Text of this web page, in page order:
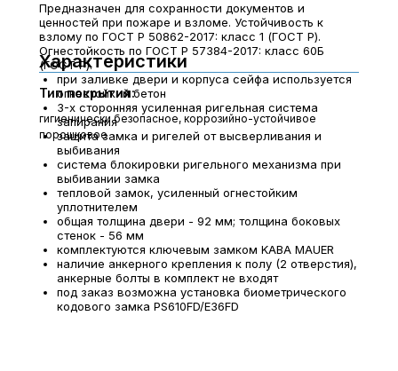
Предназначен для сохранности документов и
ценностей при пожаре и взломе. Устойчивость к
взлому по ГОСТ Р 50862-2017: класс 1 (ГОСТ Р).
Огнестойкость по ГОСТ Р 57384-2017: класс 60Б
(ГОСТ Р).
при заливке двери и корпуса сейфа используется
огнестойкий бетон
3-х сторонняя усиленная ригельная система
запирания
защита замка и ригелей от высверливания и
выбивания
система блокировки ригельного механизма при
выбивании замка
тепловой замок, усиленный огнестойким
уплотнителем
общая толщина двери - 92 мм; толщина боковых
стенок - 56 мм
комплектуются ключевым замком KABA MAUER
наличие анкерного крепления к полу (2 отверстия),
анкерные болты в комплект не входят
под заказ возможна установка биометрического
кодового замка PS610FD/E36FD
Характеристики
гигиенически безопасное, коррозийно-устойчивое
порошковое
Тип покрытия: